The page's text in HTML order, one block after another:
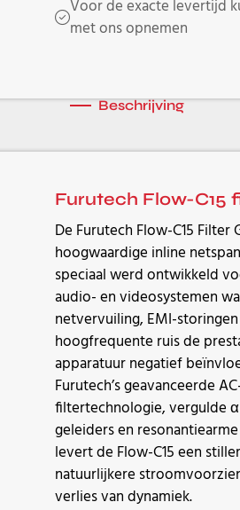
Voor de exacte levertijd
met ons opnemen
Beschrijving
Furutech Flow-C15
De Furutech Flow-C15 Filter
hoogwaardige inline
speciaal werd ontwikkeld
audio- en videosystemen
netvervuiling, EMI-
hoogfrequente ruis de
apparatuur negatief
Furutech’s geavanceerde
filtertechnologie, vergulde
geleiders en
levert de Flow-C15 een
natuurlijkere
verlies van dynamiek.